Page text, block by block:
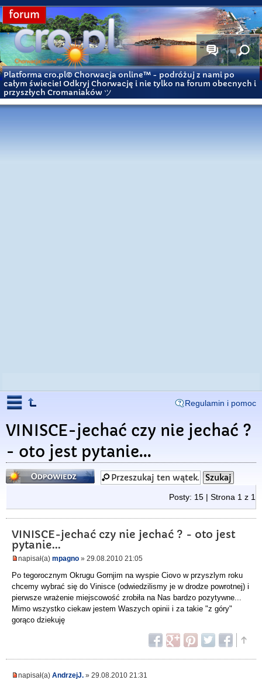
forum
Platforma cro.pl© Chorwacja online™ - podróżuj z nami po
całym świecie! Odkryj Chorwację i nie tylko na forum obecnych i
przyszłych Cromaniaków ツ
Regulamin i pomoc
VINISCE-jechać czy nie jechać ?
- oto jest pytanie...
Odpowiedz
Posty: 15 | Strona 1 z 1
VINISCE-jechać czy nie jechać ? - oto jest
pytanie...
napisał(a) mpagno » 29.08.2010 21:05
Po tegorocznym Okrugu Gornjim na wyspie Ciovo w przyszlym roku
chcemy wybrać się do Vinisce (odwiedzilismy je w drodze powrotnej) i
pierwsze wrażenie miejscowość zrobiła na Nas bardzo pozytywne...
Mimo wszystko ciekaw jestem Waszych opinii i za takie "z góry"
gorąco dziekuję
napisał(a) AndrzejJ. » 29.08.2010 21:31